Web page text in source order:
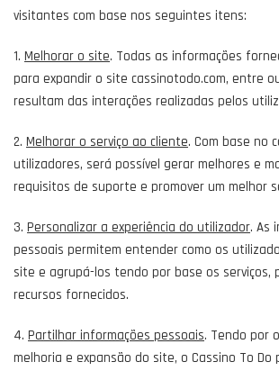
visitantes com base nos seguintes itens:
1. Melhorar o site. Todas as informações
para expandir o site cassinotodo.com, entre
resultam das interações realizadas pelos
2. Melhorar o serviço ao cliente. Com base no
utilizadores, será possível gerar melhores e
requisitos de suporte e promover um melhor
3. Personalizar a experiência do utilizador. As
pessoais permitem entender como os
site e agrupá-los tendo por base os serviços,
recursos fornecidos.
4. Partilhar informações pessoais. Tendo por
melhoria e expansão do site, o Cassino To